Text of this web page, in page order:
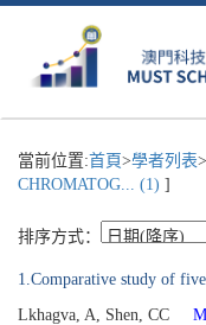
當前位置:首頁>學者列表>
CHROMATOG... (1) ]
排序方式：
1.Comparative study of
Lkhagva, A, Shen, CC